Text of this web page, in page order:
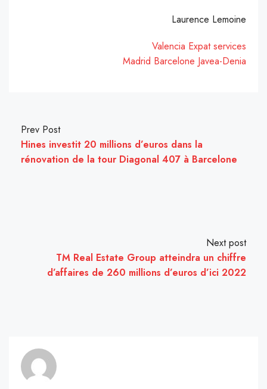
Laurence Lemoine
Valencia Expat services
Madrid Barcelone Javea-Denia
Prev Post
Hines investit 20 millions d’euros dans la
rénovation de la tour Diagonal 407 à Barcelone
Next post
TM Real Estate Group atteindra un chiffre
d’affaires de 260 millions d’euros d’ici 2022